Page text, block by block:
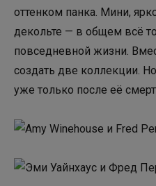
оттенком панка. Мини,
декольте — в общем всё
повседневной жизни.
создать две коллекции.
уже только после её